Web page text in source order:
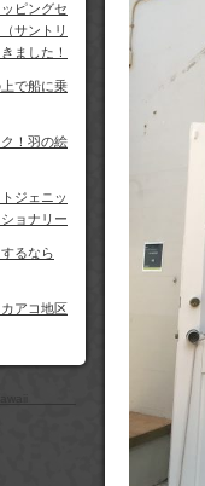
ピングセ
サントリ
ました！
で船に乗
！羽の絵
ジェニッ
ョナリー
るなら
アコ地区